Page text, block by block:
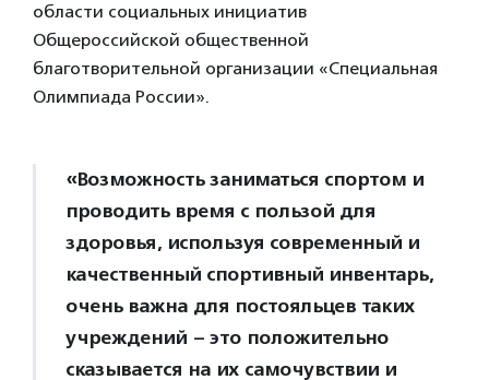
области социальных инициатив
Общероссийской общественной
благотворительной организации «Специальная
Олимпиада России».
«Возможность заниматься спортом и
проводить время с пользой для
здоровья, используя современный и
качественный спортивный инвентарь,
очень важна для постояльцев таких
учреждений – это положительно
сказывается на их самочувствии и